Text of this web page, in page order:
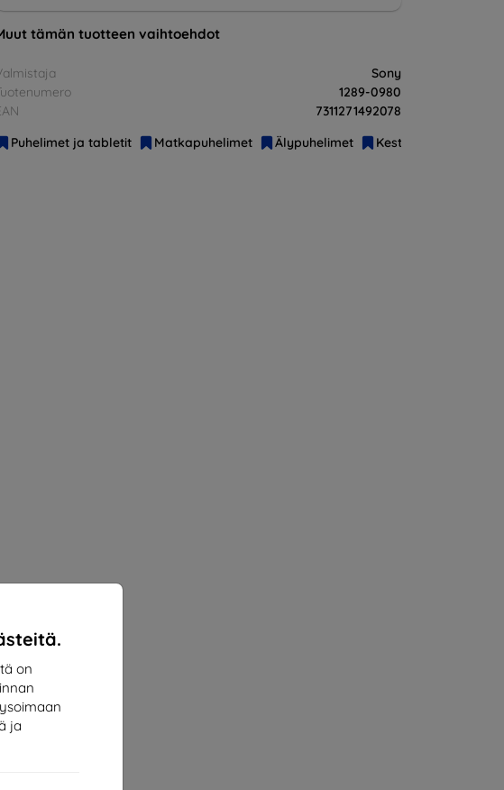
on
ja
tämän tuotteen vaihtoehdot
Sony
1289-0980
7311271492078
Puhelimet ja tabletit
Matkapuhelimet Älypuhelimet Kestävät